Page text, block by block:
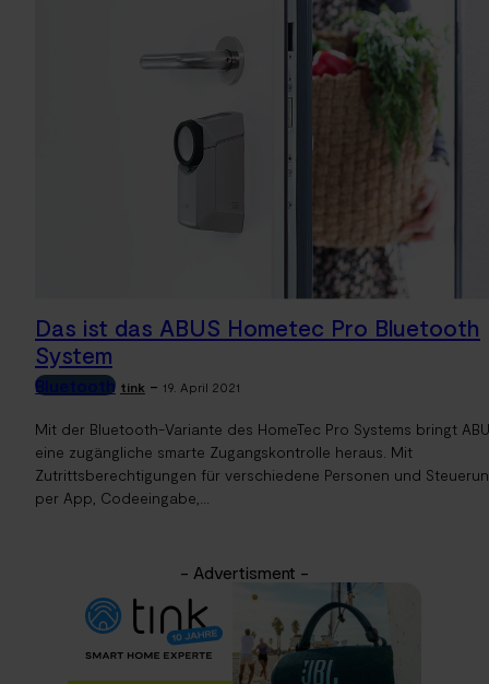
Das ist das ABUS Hometec Pro Bluetooth
System
Bluetooth tink - 19. April 2021
Mit der Bluetooth-Variante des HomeTec Pro Systems bringt
eine zugängliche smarte Zugangskontrolle heraus. Mit
Zutrittsberechtigungen für verschiedene Personen und
per App, Codeeingabe,...
- Advertisment -